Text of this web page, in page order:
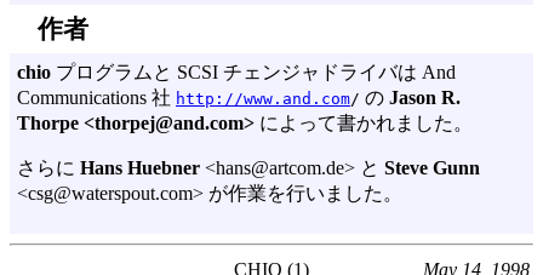
作者
chio プログラムと SCSI チェンジャドライバは And
Communications 社 http://www.and.com/ の Jason R.
Thorpe <thorpej@and.com> によって書かれました。
さらに Hans Huebner <hans@artcom.de> と Steve Gunn
<csg@waterspout.com> が作業を行いました。
CHIO (1) May 14, 1998